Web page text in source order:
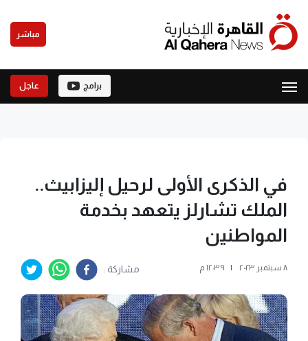
مباشر
برامج عاجل
في الذكرى الأولى لرحيل إليزابيث..
الملك تشارلز يتعهد بخدمة
المواطنين
٨ سبتمبر ٢٠٢٣ | ١٢:٣٩ م مشاركة :